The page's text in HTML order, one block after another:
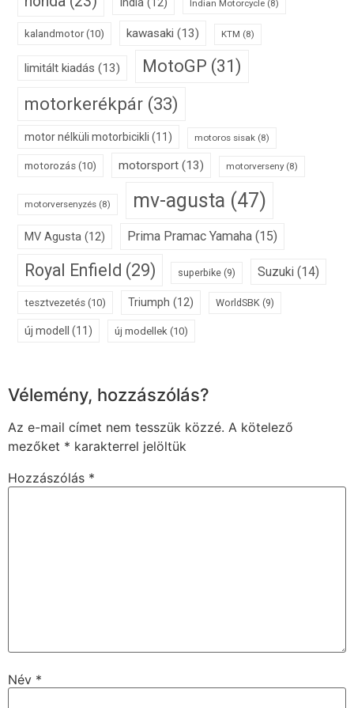
India (12) Indian Motorcycle (8)
kalandmotor(10) kawasaki (13) KTM (8)
limitált kiadás (13) MotoGP (31)
motorkerékpár (33)
motor nélküli motorbicikli (11) motoros sisak (8)
motorozás (10) motorsport (13) motorverseny(8)
motorversenyzés (8) mv-agusta (47)
MV Agusta (12) Prima Pramac Yamaha (15)
Royal Enfield (29) superbike (9) Suzuki (14)
tesztvezetés (10) Triumph (12) WorldSBK (9)
új modell (11) új modellek (10)
Vélemény, hozzászólás?
Az e-mail címet nem tesszük közzé. A kötelező
mezőket * karakterrel jelöltük
Hozzászólás *
Név *